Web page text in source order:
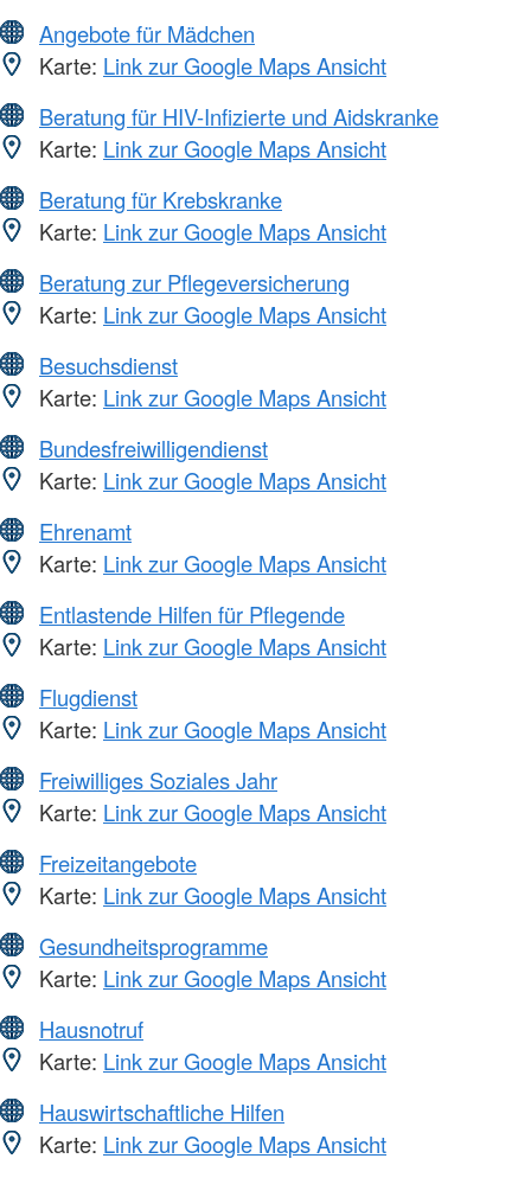
Angebote für Mädchen
Karte: Link zur Google Maps Ansicht
Beratung für HIV-Infizierte und Aidskranke
Karte: Link zur Google Maps Ansicht
Beratung für Krebskranke
Karte: Link zur Google Maps Ansicht
Beratung zur Pflegeversicherung
Karte: Link zur Google Maps Ansicht
Besuchsdienst
Karte: Link zur Google Maps Ansicht
Bundesfreiwilligendienst
Karte: Link zur Google Maps Ansicht
Ehrenamt
Karte: Link zur Google Maps Ansicht
Entlastende Hilfen für Pflegende
Karte: Link zur Google Maps Ansicht
Flugdienst
Karte: Link zur Google Maps Ansicht
Freiwilliges Soziales Jahr
Karte: Link zur Google Maps Ansicht
Freizeitangebote
Karte: Link zur Google Maps Ansicht
Gesundheitsprogramme
Karte: Link zur Google Maps Ansicht
Hausnotruf
Karte: Link zur Google Maps Ansicht
Hauswirtschaftliche Hilfen
Karte: Link zur Google Maps Ansicht